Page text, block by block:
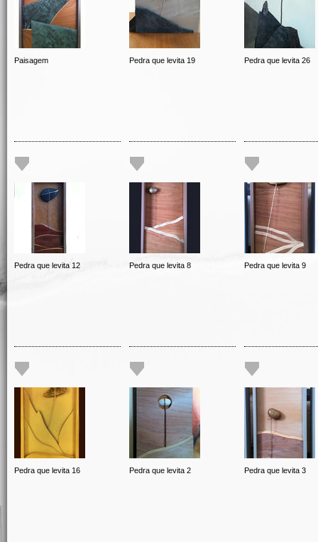
Paisagem Pedra que levita 19 Pedra que levita 26
Pedra que levita 12 Pedra que levita 8 Pedra que levita 9
Pedra que levita 16 Pedra que levita 2 Pedra que levita 3